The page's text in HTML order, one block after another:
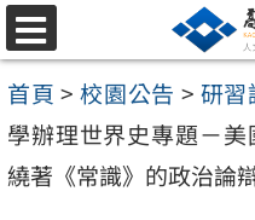
跳
至
主
要
內
選
單
首頁 > 校園公告 > 研習
學辦理世界史專題－
繞著《常識》的政治論